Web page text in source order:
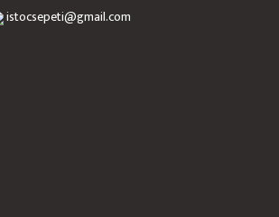
istocsepeti@gmail.com